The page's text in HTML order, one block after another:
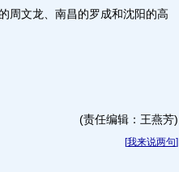
周文龙、南昌的罗成和沈阳的高
(责任编辑：王燕芳)
[我来说两句]